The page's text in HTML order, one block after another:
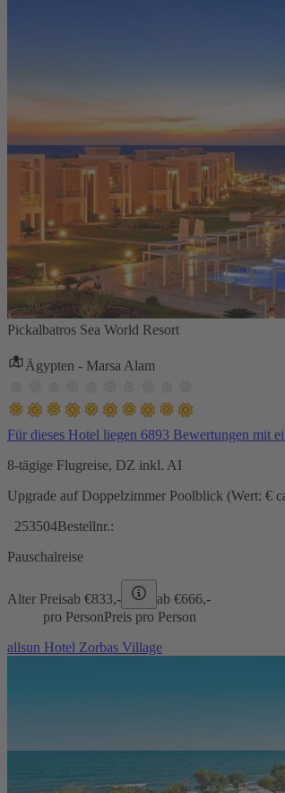
Pickalbatros Sea World Resort
Ägypten - Marsa Alam
Für dieses Hotel liegen 6893 Bewertungen mit
8-tägige Flugreise, DZ inkl. AI
Upgrade auf Doppelzimmer Poolblick (Wert: €
253504Bestellnr.:
Pauschalreise
Alter Preisab €833,- ab €666,-
pro PersonPreis pro Person
allsun Hotel Zorbas Village